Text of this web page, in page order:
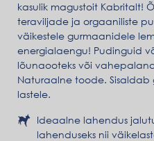
kasulik magustoit Kabritalt!
teraviljade ja orgaaniliste
väikestele gurmaanidele
energialaengu! Pudinguid
lõunaooteks või
Naturaalne toode. Sisaldab
lastele.
Ideaalne lahendus
lahenduseks nii